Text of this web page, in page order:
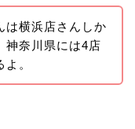
は横浜店さんしか
神奈川県には4店
。